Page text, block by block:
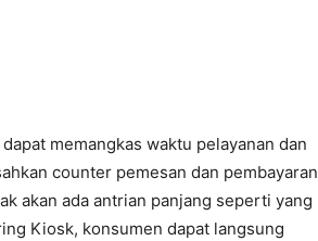
memangkas waktu pelayanan dan
counter pemesan dan pembayaran
akan ada antrian panjang seperti yang
Kiosk, konsumen dapat langsung